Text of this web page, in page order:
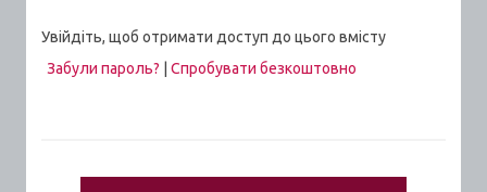
Увійдіть, щоб отримати доступ до цього вмісту
Забули пароль?
Спробувати безкоштовно